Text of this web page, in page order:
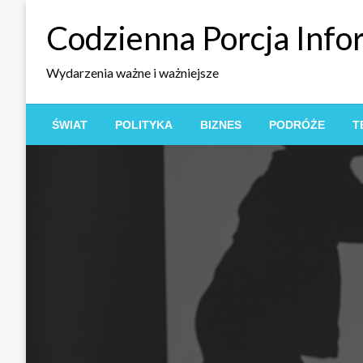
Codzienna Porcja
Wydarzenia ważne i ważniejsze
ŚWIAT POLITYKA BIZNES PODRÓŻE